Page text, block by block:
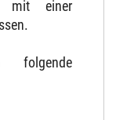
mit einer
folgende